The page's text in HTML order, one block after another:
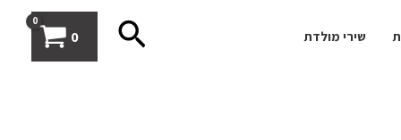
שירי מולדת חיפוש0